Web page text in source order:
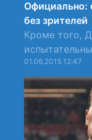
без зрителей
Кроме того,
01.06.2015 12:47